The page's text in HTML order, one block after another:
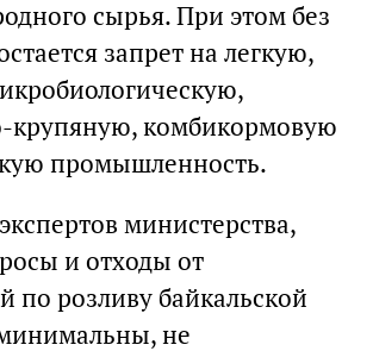
сырья. При этом без
запрет на легкую,
крупяную, комбикормовую
промышленность.
министерства,
и отходы от
по розливу байкальской
не